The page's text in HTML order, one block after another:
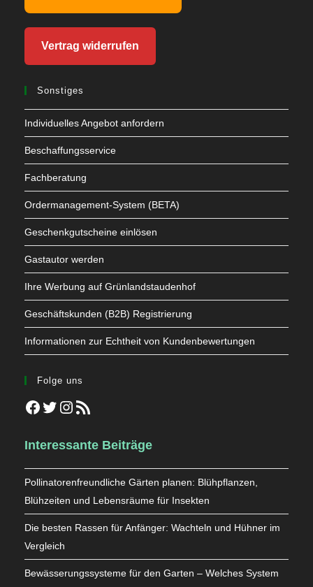
Vertrag widerrufen
Sonstiges
Individuelles Angebot anfordern
Beschaffungsservice
Fachberatung
Ordermanagement-System (BETA)
Geschenkgutscheine einlösen
Gastautor werden
Ihre Werbung auf Grünlandstaudenhof
Geschäftskunden (B2B) Registrierung
Informationen zur Echtheit von Kundenbewertungen
Folge uns
Facebook
TwitterInstagram
RSS-Feed
Interessante Beiträge
Pollinatorenfreundliche Gärten planen: Blühpflanzen,
Blühzeiten und Lebensräume für Insekten
Die besten Rassen für Anfänger: Wachteln und Hühner im
Vergleich
Bewässerungssysteme für den Garten – Welches System